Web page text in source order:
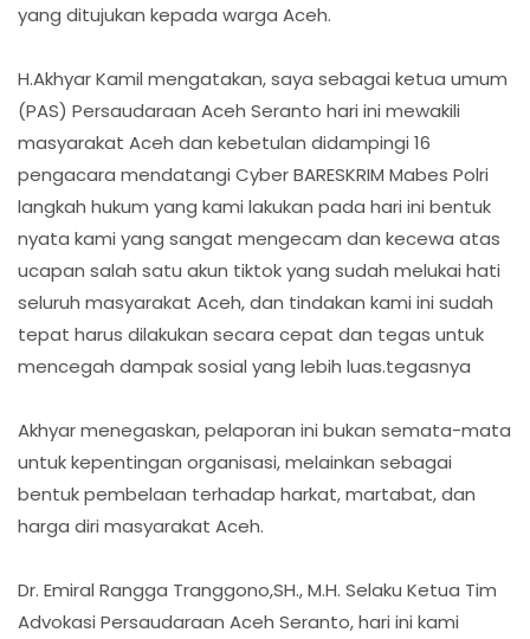
yang ditujukan kepada warga Aceh.
H.Akhyar Kamil mengatakan, saya sebagai ketua umum
(PAS) Persaudaraan Aceh Seranto hari ini mewakili
masyarakat Aceh dan kebetulan didampingi 16
pengacara mendatangi Cyber BARESKRIM Mabes Polri
langkah hukum yang kami lakukan pada hari ini bentuk
nyata kami yang sangat mengecam dan kecewa atas
ucapan salah satu akun tiktok yang sudah melukai hati
seluruh masyarakat Aceh, dan tindakan kami ini sudah
tepat harus dilakukan secara cepat dan tegas untuk
mencegah dampak sosial yang lebih luas.tegasnya
Akhyar menegaskan, pelaporan ini bukan semata-mata
untuk kepentingan organisasi, melainkan sebagai
bentuk pembelaan terhadap harkat, martabat, dan
harga diri masyarakat Aceh.
Dr. Emiral Rangga Tranggono,SH., M.H. Selaku Ketua Tim
Advokasi Persaudaraan Aceh Seranto, hari ini kami